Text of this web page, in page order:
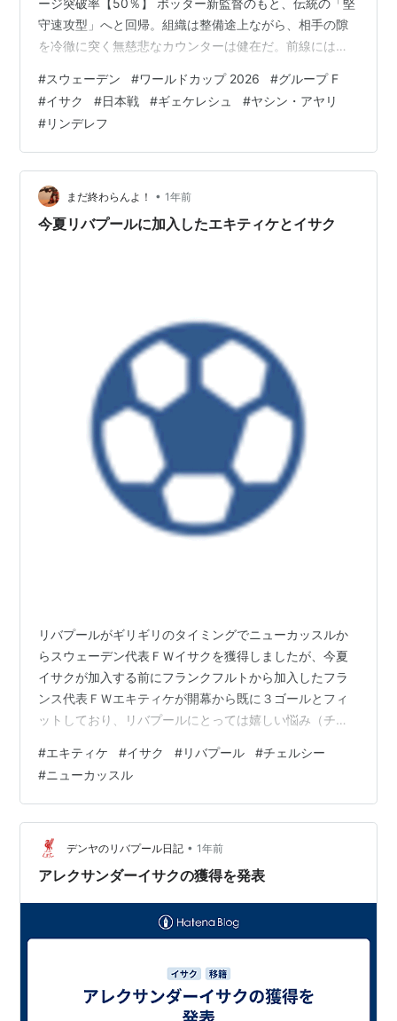
ージ突破率【50％】 ポッター新監督のもと、伝統の「堅
守速攻型」へと回帰。組織は整備途上ながら、相手の隙
を冷徹に突く無慈悲なカウンターは健在だ。前線には世
して、グループステージをかき回す存在になるだろう。
写真:Getty Images 欧州予選では最下位に低迷しながら
も、ネーションズリーグ枠からプレーオフへ滑り込み、
ウクライナとポーランドを連破して本大会切符を掴み取
ったスウェーデン。日本にとっては、最も苦手とする
「堅守速攻型」…
#スウェーデン #ワールドカップ 2026 #グループ F
#イサク #日本戦 #ギェケレシュ #ヤシン・アヤリ
#リンデレフ
まだ終わらんよ！ • 1年前
今夏リバプールに加入したエキティケとイサク
リバプールがギリギリのタイミングでニューカッスルか
らスウェーデン代表ＦＷイサクを獲得しましたが、今夏
イサクが加入する前にフランクフルトから加入したフラ
ンス代表ＦＷエキティケが開幕から既に３ゴールとフィ
ットしており、リバプールにとっては嬉しい悩み（チェ
のミランであれば、迷わず２トップで起用になっていた
と思いますが。 ランキング参加中サッカー ランキング参
加中gooからきました
#エキティケ #イサク #リバプール #チェルシー
#ニューカッスル
デンヤのリバプール日記 • 1年前
アレクサンダーイサクの獲得を発表